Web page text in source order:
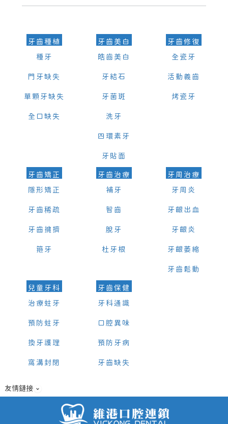
可以，請盡早通過wechat或whatsapp聯絡我們，告知我們你原本預約
牙齒種植
種牙
門牙缺失
單顆牙缺失
全口缺失
牙齒美白
皓齒美白
牙結石
牙菌斑
洗牙
四環素牙
牙貼面
牙齒修復
全瓷牙
活動義齒
烤瓷牙
牙齒矯正
隱形矯正
牙齒稀疏
牙齒擁擠
箍牙
牙齒治療
補牙
智齒
脫牙
杜牙根
牙周治療
牙周炎
牙齦出血
牙齦炎
牙齦萎縮
牙齒鬆動
兒童牙科
治療蛀牙
預防蛀牙
換牙護理
窩溝封閉
牙齒保健
牙科通識
口腔異味
預防牙病
牙齒缺失
友情鏈接